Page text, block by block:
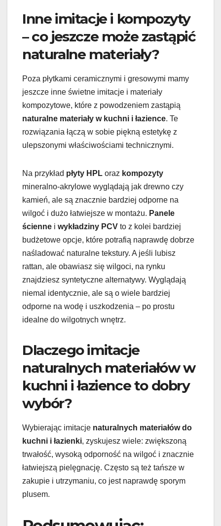
Inne imitacje i kompozyty
– co jeszcze może zastąpić
naturalne materiały?
Poza płytkami ceramicznymi i gresowymi mamy
jeszcze inne świetne imitacje i materiały
kompozytowe, które z powodzeniem zastąpią
naturalne materiały w kuchni i łazience. Te
rozwiązania łączą w sobie piękną estetykę z
ulepszonymi właściwościami technicznymi.
Na przykład płyty HPL oraz kompozyty
mineralno-akrylowe wyglądają jak drewno czy
kamień, ale są znacznie bardziej odporne na
wilgoć i dużo łatwiejsze w montażu. Panele
ścienne i wykładziny PCV to z kolei bardziej
budżetowe opcje, które potrafią naprawdę dobrze
naśladować naturalne tekstury. A jeśli lubisz
rattan, ale obawiasz się wilgoci, na rynku
znajdziesz syntetyczne alternatywy. Wyglądają
niemal identycznie, ale są o wiele bardziej
odporne na wodę i uszkodzenia – po prostu
idealne do wilgotnych wnętrz.
Dlaczego imitacje
naturalnych materiałów w
kuchni i łazience to dobry
wybór?
Wybierając imitacje naturalnych materiałów do
kuchni i łazienki, zyskujesz wiele: zwiększoną
trwałość, wysoką odporność na wilgoć i znacznie
łatwiejszą pielęgnację. Często są też tańsze w
zakupie i utrzymaniu, co jest naprawdę sporym
plusem.